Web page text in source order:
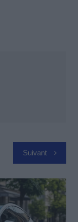
Suivant